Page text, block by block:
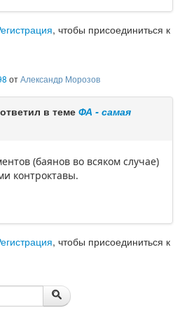
, чтобы присоединиться к
отАлександр Морозов
ответил в теме ФА - самая
(баянов во всяком случае)
контроктавы.
, чтобы присоединиться к